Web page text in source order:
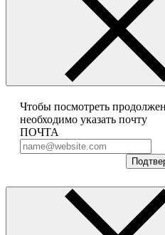
Чтобы посмотреть
необходимо указать почту
ПОЧТА